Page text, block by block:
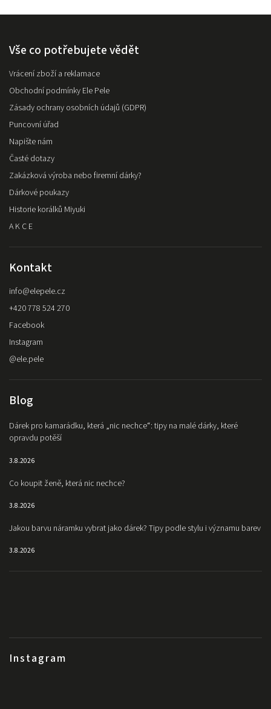
Vše co potřebujete vědět
Vrácení zboží a reklamace
Obchodní podmínky Ele Pele
Zásady ochrany osobních údajů (GDPR)
Puncovní úřad
Napište nám
Časté dotazy
Zakázková výroba nebo firemní dárky?
Dárkové poukazy
Historie korálků Miyuki
A K C E
Instagram
Kontakt
info@elepele.cz
+420 778 524 270
Facebook
Instagram
@ele.pele
Blog
Dárek pro kamarádku, která „nic nechce“: tipy na malé dárky, které
opravdu potěší
3.8.2026
Co koupit ženě, která nic nechce?
3.8.2026
Jakou barvu náramku vybrat jako dárek? Tipy podle stylu i významu barev
3.8.2026